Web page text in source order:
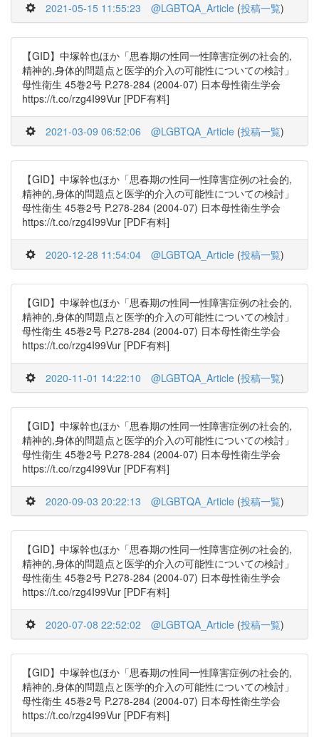
2021-05-15 11:55:23 @LGBTQA_Article (投稿一覧)
【GID】中塚幹也ほか「思春期の性同一性障害症例の社会的,
精神的,身体的問題点と医学的介入の可能性についての検討」
母性衛生 45巻2号 P.278-284 (2004-07) 日本母性衛生学会
https://t.co/rzg4I99Vur [PDF有料]
2021-03-09 06:52:06 @LGBTQA_Article (投稿一覧)
【GID】中塚幹也ほか「思春期の性同一性障害症例の社会的,
精神的,身体的問題点と医学的介入の可能性についての検討」
母性衛生 45巻2号 P.278-284 (2004-07) 日本母性衛生学会
https://t.co/rzg4I99Vur [PDF有料]
2020-12-28 11:54:04 @LGBTQA_Article (投稿一覧)
【GID】中塚幹也ほか「思春期の性同一性障害症例の社会的,
精神的,身体的問題点と医学的介入の可能性についての検討」
母性衛生 45巻2号 P.278-284 (2004-07) 日本母性衛生学会
https://t.co/rzg4I99Vur [PDF有料]
2020-11-01 14:22:10 @LGBTQA_Article (投稿一覧)
【GID】中塚幹也ほか「思春期の性同一性障害症例の社会的,
精神的,身体的問題点と医学的介入の可能性についての検討」
母性衛生 45巻2号 P.278-284 (2004-07) 日本母性衛生学会
https://t.co/rzg4I99Vur [PDF有料]
2020-09-03 20:22:13 @LGBTQA_Article (投稿一覧)
【GID】中塚幹也ほか「思春期の性同一性障害症例の社会的,
精神的,身体的問題点と医学的介入の可能性についての検討」
母性衛生 45巻2号 P.278-284 (2004-07) 日本母性衛生学会
https://t.co/rzg4I99Vur [PDF有料]
2020-07-08 22:52:02 @LGBTQA_Article (投稿一覧)
【GID】中塚幹也ほか「思春期の性同一性障害症例の社会的,
精神的,身体的問題点と医学的介入の可能性についての検討」
母性衛生 45巻2号 P.278-284 (2004-07) 日本母性衛生学会
https://t.co/rzg4I99Vur [PDF有料]